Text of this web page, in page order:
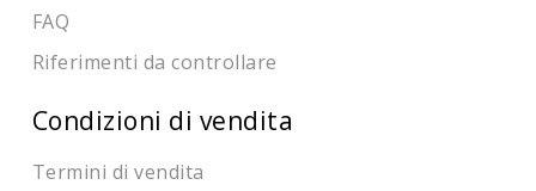
FAQ
Riferimenti da controllare
Condizioni di vendita
Termini di vendita